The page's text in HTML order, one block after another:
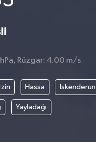
Rüzgar: 4.00 m/s
Hassa İskenderun
Yayladağı